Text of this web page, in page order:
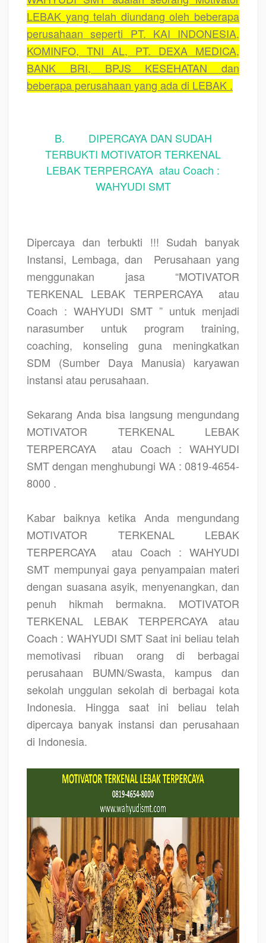
LEBAK yang telah diundang oleh beberapa
perusahaan seperti PT. KAI INDONESIA,
KOMINFO, TNI AL, PT. DEXA MEDICA,
BANK BRI, BPJS KESEHATAN dan
beberapa perusahaan yang ada di LEBAK .
B. DIPERCAYA DAN SUDAH
TERBUKTI MOTIVATOR TERKENAL
LEBAK TERPERCAYA atau Coach :
WAHYUDI SMT
Dipercaya dan terbukti !!! Sudah banyak
Instansi, Lembaga, dan
Perusahaan yang
menggunakan jasa “MOTIVATOR
TERKENAL LEBAK TERPERCAYA
atau
Coach : WAHYUDI SMT ” untuk menjadi
narasumber untuk program training,
coaching, konseling guna meningkatkan
SDM (Sumber Daya Manusia) karyawan
instansi atau perusahaan.
Sekarang Anda bisa langsung mengundang
MOTIVATOR TERKENAL LEBAK
TERPERCAYA
atau Coach : WAHYUDI
SMT dengan menghubungi WA : 0819-4654-
8000 .
Kabar baiknya ketika Anda mengundang
MOTIVATOR TERKENAL LEBAK
TERPERCAYA
atau Coach : WAHYUDI
SMT mempunyai gaya penyampaian materi
dengan suasana asyik, menyenangkan, dan
penuh hikmah bermakna. MOTIVATOR
TERKENAL LEBAK TERPERCAYA atau
Coach : WAHYUDI SMT Saat ini beliau telah
memotivasi ribuan orang di berbagai
perusahaan BUMN/Swasta, kampus dan
sekolah unggulan sekolah di berbagai kota
Indonesia. Hingga saat ini beliau telah
dipercaya banyak instansi dan perusahaan
di Indonesia.